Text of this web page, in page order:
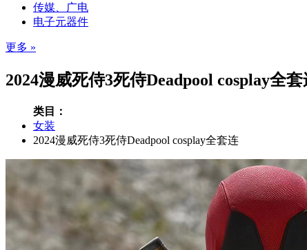
传媒、广电
电子元器件
更多 »
2024漫威死侍3死侍Deadpool cosplay全
类目：
女装
2024漫威死侍3死侍Deadpool cosplay全套连